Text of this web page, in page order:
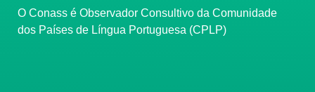
O Conass é Observador Consultivo da Comunidade
dos Países de Língua Portuguesa (CPLP)